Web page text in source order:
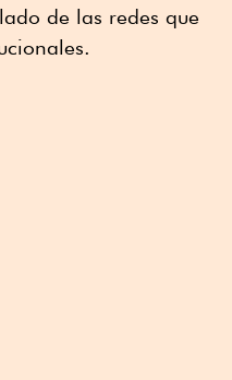
de las redes que